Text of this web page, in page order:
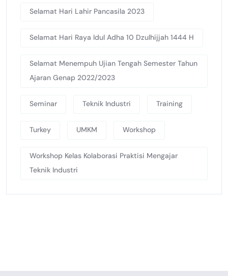
Selamat Hari Lahir Pancasila 2023
Selamat Hari Raya Idul Adha 10 Dzulhijjah 1444 H
Selamat Menempuh Ujian Tengah Semester Tahun
Ajaran Genap 2022/2023
Seminar Teknik Industri Training
Turkey UMKM Workshop
Workshop Kelas Kolaborasi Praktisi Mengajar
Teknik Industri